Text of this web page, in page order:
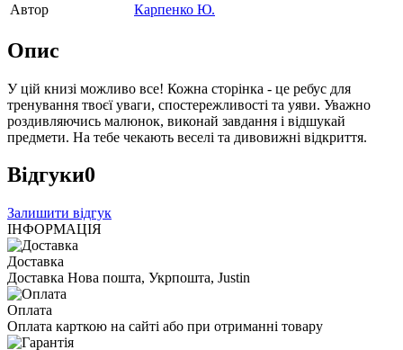
Автор
Карпенко Ю.
Опис
У цій книзі можливо все! Кожна сторінка - це ребус для
тренування твоєї уваги, спостережливості та уяви. Уважно
роздивляючись малюнок, виконай завдання і відшукай
предмети. На тебе чекають веселі та дивовижні відкриття.
Відгуки0
Залишити відгук
ІНФОРМАЦІЯ
Доставка
Доставка Нова пошта, Укрпошта, Justin
Оплата
Оплата карткою на сайті або при отриманні товару